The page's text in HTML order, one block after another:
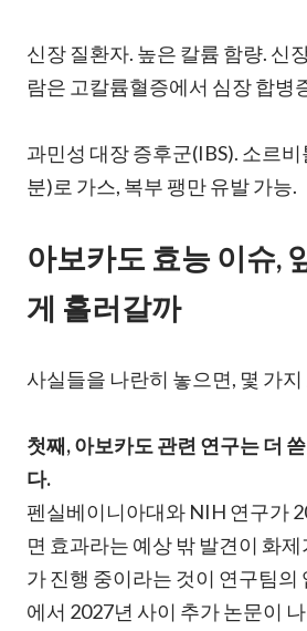
신장 질환자. 높은 칼륨 함량. 신
람은 고칼륨혈증에서 심장 합병
과민성 대장 증후군(IBS). 소르
분)로 가스, 복부 팽만 유발 가능.
아보카도 효능 이슈,
게 흘러갈까
사실들을 나란히 놓으면, 몇 가
첫째, 아보카도 관련 연구는 더
다.
펜실베이니아대와 NIH 연구가
면 효과라는 예상 밖 발견이 화
가 진행 중이라는 것이 연구팀의
에서 2027년 사이 추가 논문이